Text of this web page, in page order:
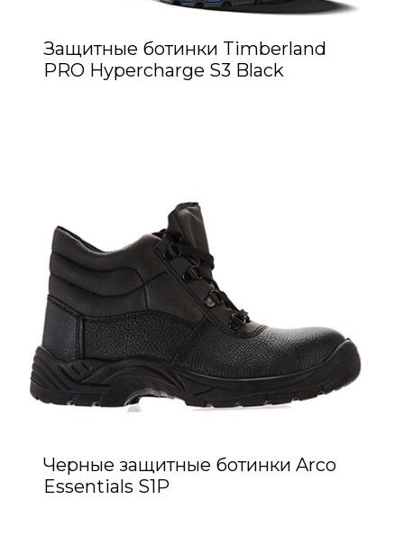
Защитные ботинки Timberland
PRO Hypercharge S3 Black
Черные защитные ботинки Arco
Essentials S1P